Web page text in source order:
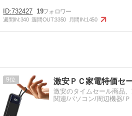
732427 19
週間IN:340 週間OUT:3350 月間IN:1450
9 激安ＰＣ家電特価セ
激安のタイムセール商品
関連/パソコン/周辺機器/Ｐ